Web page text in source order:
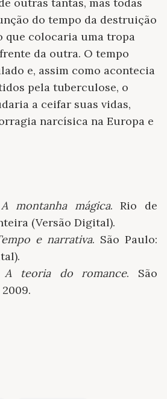
do tempo da destruição
que colocaria uma tropa
da outra. O tempo
e, assim como acontecia
pela tuberculose, o
a ceifar suas vidas,
narcísica na Europa e
A montanha mágica. Rio de
(Versão Digital).
e narrativa. São Paulo:
A teoria do romance. São